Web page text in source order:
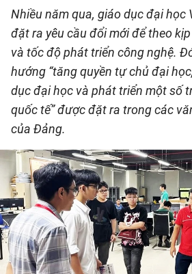
XÃ HỘI
KINH TẾ
ĐÔ THỊ
VĂN HÓA - VĂN NGHỆ
THỂ THAO
DU LỊCH
HỒ SƠ - TƯ LIỆU
Nhiều năm qua, giáo dục đại học
đặt ra yêu cầu đổi mới để theo
và tốc độ phát triển công nghệ.
hướng “tăng quyền tự chủ đại
dục đại học và phát triển một số
quốc tế” được đặt ra trong các
của Đảng.